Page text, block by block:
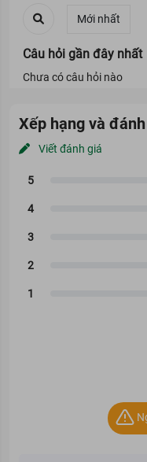
Câu hỏi gần đây nhất
Chưa có câu hỏi nào
Xếp hạng và
Viết đánh giá